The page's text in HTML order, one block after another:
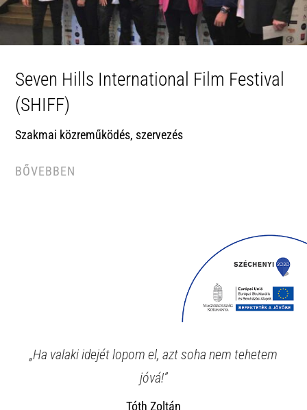
Seven Hills International Film Festival
(SHIFF)
Szakmai közreműködés, szervezés
BŐVEBBEN
„Ha valaki idejét lopom el, azt soha nem tehetem
jóvá!”
Tóth Zoltán